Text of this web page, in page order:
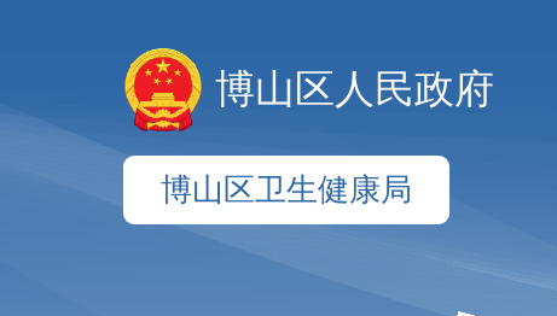
博山区人民政府
博山区卫生健康局